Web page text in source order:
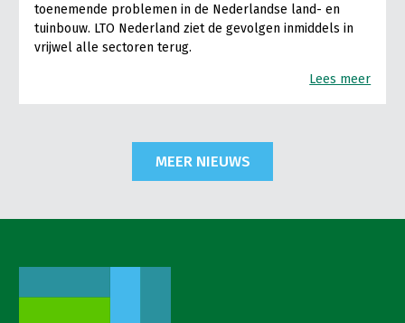
toenemende problemen in de Nederlandse land- en
tuinbouw. LTO Nederland ziet de gevolgen inmiddels in
vrijwel alle sectoren terug.
Lees meer
MEER NIEUWS